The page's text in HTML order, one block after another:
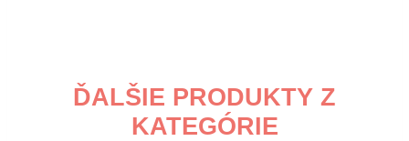
ĎALŠIE PRODUKTY Z
KATEGÓRIE